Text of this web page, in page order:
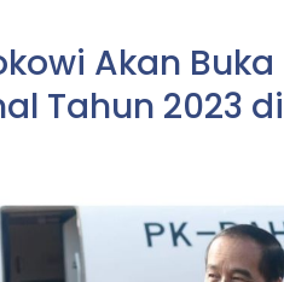
Akan
Tahun 2023